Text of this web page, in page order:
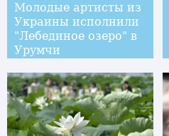
Молодые артисты из
Украины исполнили
"Лебединое озеро" в
Урумчи